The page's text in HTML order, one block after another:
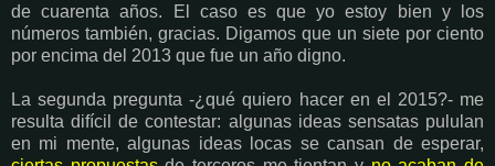
de cuarenta años. El caso es que yo estoy bien y los
números también, gracias. Digamos que un siete por ciento
por encima del 2013 que fue un año digno.
La segunda pregunta -¿qué quiero hacer en el 2015?- me
resulta difícil de contestar: algunas ideas sensatas pululan
en mi mente, algunas ideas locas se cansan de esperar,